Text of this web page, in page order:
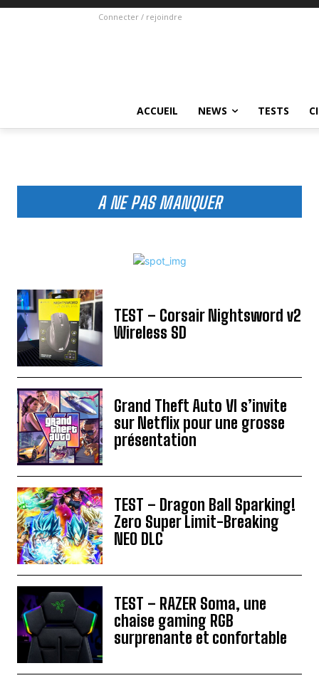
Connecter / rejoindre
ACCUEIL NEWS TESTS
A NE PAS MANQUER
TEST – Corsair Nightsword v2
Wireless SD
Grand Theft Auto VI s’invite
sur Netflix pour une grosse
présentation
TEST – Dragon Ball Sparking!
Zero Super Limit-Breaking
NEO DLC
TEST – RAZER Soma, une
chaise gaming RGB
surprenante et confortable